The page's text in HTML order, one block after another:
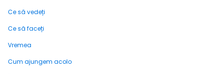
Ce să vedeți
Ce să faceți
Vremea
Cum ajungem acolo